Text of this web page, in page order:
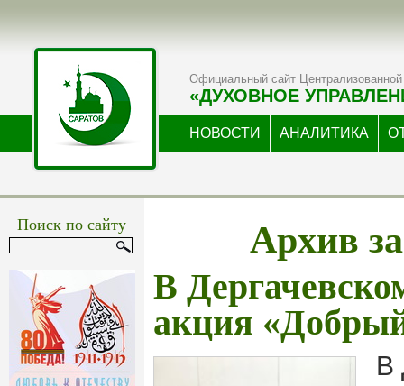
Официальный сайт Централизованной
«ДУХОВНОЕ
НОВОСТИ АНАЛИТИКА
Поиск по сайту Архив
В
акция
В